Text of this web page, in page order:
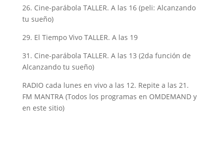
26. Cine-parábola TALLER. A las 16 (peli: Alcanzando
tu sueño)
29. El Tiempo Vivo TALLER. A las 19
31. Cine-parábola TALLER. A las 13 (2da función de
Alcanzando tu sueño)
RADIO cada lunes en vivo a las 12. Repite a las 21.
FM MANTRA (Todos los programas en OMDEMAND y
en este sitio)